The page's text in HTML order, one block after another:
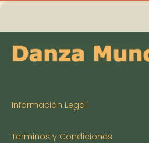
Información Legal
Términos y Condiciones